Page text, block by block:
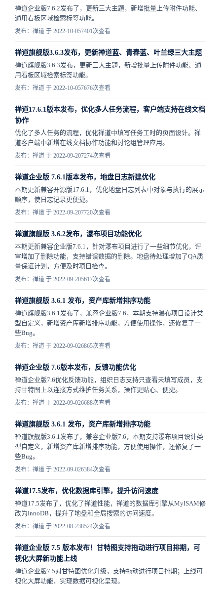
禅道企业版7.6.2发布了，更新三大主题，新增批量上传附件功能、
通用看板区域检索标签功能。
发布：禅道 于 2022-10-057401次查看
禅道旗舰版3.6.3发布，更新禅道蓝、青春蓝、叶兰绿三大主题
禅道旗舰版3.6.3发布，更新三大主题，新增批量上传附件功能、通
用看板区域检索标签功能。
发布：禅道 于 2022-10-057676次查看
禅道17.6.1版本发布，优化多人任务流程，客户端支持在线文档
协作
优化了多人任务的流程，优化禅道中填写任务工时的页面设计。禅
道客户端中新增在线文档协作功能和讨论组管理应用。
发布：禅道 于 2022-09-207274次查看
禅道企业版 7.6.1版本发布，地盘日志新建优化
本期更新兼容开源版17.6.1，优化地盘日志列表中对象与执行的展示
顺序，使日志记录更便捷。
发布：禅道 于 2022-09-207720次查看
禅道旗舰版 3.6.2发布，瀑布项目功能优化
本期更新兼容企业版7.6.1，针对瀑布项目进行了一些细节优化，评
审增加了删除功能，支持错误数据的删除。地盘待处理增加了QA质
量保证计划，方便及时项目检查。
发布：禅道 于 2022-09-205617次查看
禅道旗舰版 3.6.1 发布，资产库新增排序功能
禅道旗舰版3.6.1发布了，兼容企业版7.6，本期支持瀑布项目设计类
型自定义，新增资产库新增排序功能，方便使用操作，还修复了一
些Bug。
发布：禅道 于 2022-09-026865次查看
禅道企业版 7.6版本发布，反馈功能优化
禅道企业版7.6优化反馈功能，组织日志支持只查看未填写成员，支
持甘特图上以连接方式维护任务关系，操作更贴心、便捷。
发布：禅道 于 2022-09-026688次查看
禅道旗舰版 3.6.1 发布，资产库新增排序功能
禅道旗舰版3.6.1发布了，兼容企业版7.6，本期支持瀑布项目设计类
型自定义，新增资产库新增排序功能，方便使用操作，还修复了一
些Bug。
发布：禅道 于 2022-09-026384次查看
禅道17.5发布，优化数据库引擎，提升访问速度
禅道17.5发布了，优化了禅道性能，禅道的数据库引擎从MyISAM修
改为InnoDB，提升了地盘和全局搜索的访问速度。
发布：禅道 于 2022-08-238524次查看
禅道企业版 7.5 版本发布！甘特图支持拖动进行项目排期，可
视化大屏新功能上线
禅道企业版7.5对甘特图优化升级，支持拖动进行项目排期；上线可
视化大屏功能，实现数据可视化呈现。